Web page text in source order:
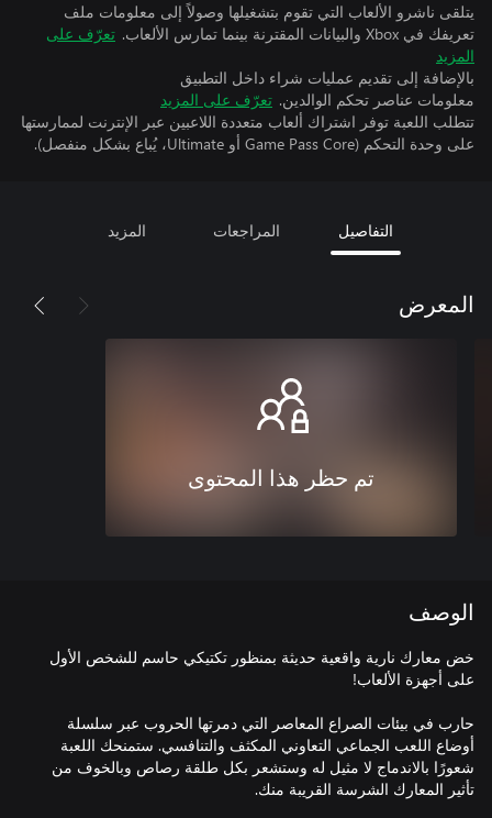
يتلقى ناشرو الألعاب التي تقوم بتشغيلها وصولاً إلى معلومات ملف
تعريفك في Xbox والبيانات المقترنة بينما تمارس الألعاب.
تعرّف على
المزيد
بالإضافة إلى تقديم عمليات شراء داخل التطبيق
معلومات عناصر تحكم الوالدين. تعرّف على المزيد
تتطلب اللعبة توفر اشتراك ألعاب متعددة اللاعبين عبر الإنترنت لممارستها
على وحدة التحكم (Game Pass Core أو Ultimate، يُباع بشكل منفصل).
التفاصيل المراجعات المزيد
المعرض
تم حظر هذا المحتوى
الوصف
خض معارك نارية واقعية حديثة بمنظور تكتيكي حاسم للشخص الأول
حارب في بيئات الصراع المعاصر التي دمرتها الحروب عبر سلسلة
أوضاع اللعب الجماعي التعاوني المكثف والتنافسي. ستمنحك اللعبة
شعورًا بالاندماج لا مثيل له وستشعر بكل طلقة رصاص وبالخوف من